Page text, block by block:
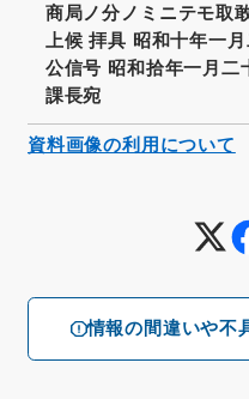
情報の間違いや不
商局ノ分ノミニテモ取
上候 拝具 昭和十年一
公信号 昭和拾年一月二
課長宛
資料画像の利用について